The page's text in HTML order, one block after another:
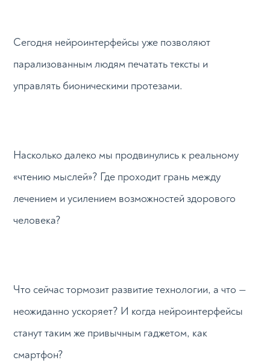
Сегодня нейроинтерфейсы уже позволяют
парализованным людям печатать тексты и
управлять бионическими протезами.
Насколько далеко мы продвинулись к реальному
«чтению мыслей»? Где проходит грань между
лечением и усилением возможностей здорового
человека?
Что сейчас тормозит развитие технологии, а что —
неожиданно ускоряет? И когда нейроинтерфейсы
станут таким же привычным гаджетом, как
смартфон?